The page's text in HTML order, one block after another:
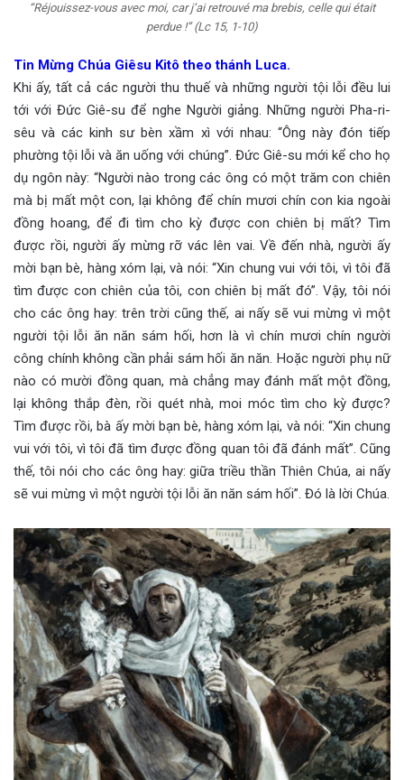
“Réjouissez-vous avec moi, car j’ai retrouvé ma brebis, celle qui était
perdue !” (Lc 15, 1-10)
Tin Mừng Chúa Giêsu Kitô theo thánh Luca.
Khi ấy, tất cả các người thu thuế và những người tội lỗi đều lui
tới với Đức Giê-su để nghe Người giảng. Những người Pha-ri-
sêu và các kinh sư bèn xầm xì với nhau: “Ông này đón tiếp
phường tội lỗi và ăn uống với chúng”. Đức Giê-su mới kể cho họ
dụ ngôn này: “Người nào trong các ông có một trăm con chiên
mà bị mất một con, lại không để chín mươi chín con kia ngoài
đồng hoang, để đi tìm cho kỳ được con chiên bị mất? Tìm
được rồi, người ấy mừng rỡ vác lên vai. Về đến nhà, người ấy
mời bạn bè, hàng xóm lại, và nói: “Xin chung vui với tôi, vì tôi đã
tìm được con chiên của tôi, con chiên bị mất đó”. Vậy, tôi nói
cho các ông hay: trên trời cũng thế, ai nấy sẽ vui mừng vì một
người tội lỗi ăn năn sám hối, hơn là vì chín mươi chín người
công chính không cần phải sám hối ăn năn. Hoặc người phụ nữ
nào có mười đồng quan, mà chẳng may đánh mất một đồng,
lại không thắp đèn, rồi quét nhà, moi móc tìm cho kỳ được?
Tìm được rồi, bà ấy mời bạn bè, hàng xóm lại, và nói: “Xin chung
vui với tôi, vì tôi đã tìm được đồng quan tôi đã đánh mất”. Cũng
thế, tôi nói cho các ông hay: giữa triều thần Thiên Chúa, ai nấy
sẽ vui mừng vì một người tội lỗi ăn năn sám hối”. Đó là lời Chúa.